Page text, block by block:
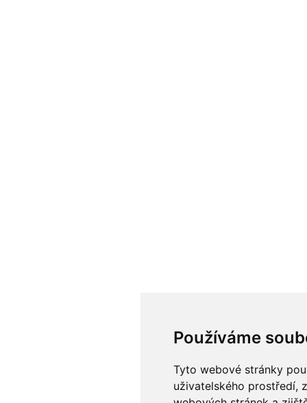
Používáme
Tyto webové stránky
uživatelského prostředí,